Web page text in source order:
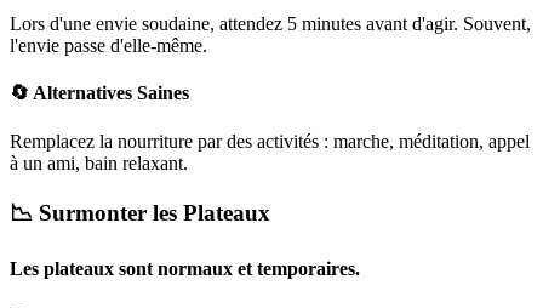
Lors d'une envie soudaine, attendez 5 minutes avant d'agir. Souvent,
l'envie passe d'elle-même.
🔄 Alternatives Saines
Remplacez la nourriture par des activités : marche, méditation, appel
à un ami, bain relaxant.
📉 Surmonter les Plateaux
Les plateaux sont normaux et temporaires.